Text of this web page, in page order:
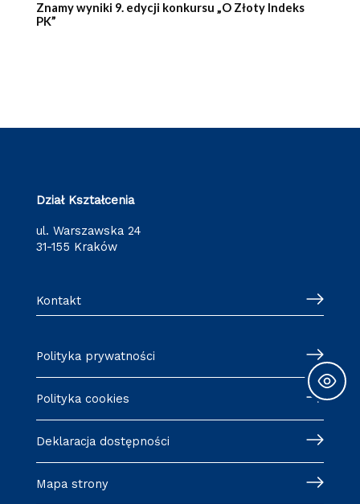
Znamy wyniki 9. edycji konkursu „O Złoty Indeks
PK”
Dział Kształcenia
ul. Warszawska 24
31-155 Kraków
Kontakt
Polityka prywatności
Polityka cookies
Deklaracja dostępności
Mapa strony